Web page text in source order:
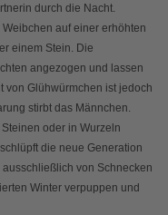
durch die Nacht.
auf einer erhöhten
einem Stein. Die
angezogen und lassen
von Glühwürmchen ist jedoch
stirbt das Männchen.
oder in Wurzeln
die neue Generation
von Schnecken
Winter verpuppen und